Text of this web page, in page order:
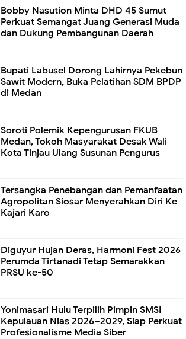
Bobby Nasution Minta DHD 45 Sumut
Perkuat Semangat Juang Generasi Muda
dan Dukung Pembangunan Daerah
Bupati Labusel Dorong Lahirnya Pekebun
Sawit Modern, Buka Pelatihan SDM BPDP
di Medan
Soroti Polemik Kepengurusan FKUB
Medan, Tokoh Masyarakat Desak Wali
Kota Tinjau Ulang Susunan Pengurus
Tersangka Penebangan dan Pemanfaatan
Agropolitan Siosar Menyerahkan Diri Ke
Kajari Karo
Diguyur Hujan Deras, Harmoni Fest 2026
Perumda Tirtanadi Tetap Semarakkan
PRSU ke-50
Yonimasari Hulu Terpilih Pimpin SMSI
Kepulauan Nias 2026–2029, Siap Perkuat
Profesionalisme Media Siber